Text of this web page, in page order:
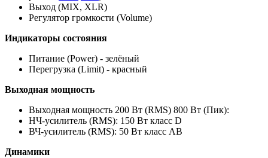
Выход (MIX, XLR)
Регулятор громкости (Volume)
Индикаторы состояния
Питание (Power) - зелёный
Перегрузка (Limit) - красный
Выходная мощность
Выходная мощность 200 Вт (RMS) 800 Вт (Пик):
НЧ-усилитель (RMS): 150 Вт класс D
ВЧ-усилитель (RMS): 50 Вт класс AB
Динамики